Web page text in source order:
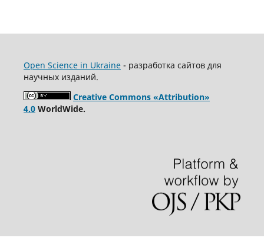
Open Science in Ukraine- разработка сайтов для
научных изданий.
Creative Commons «Attribution»
4.0WorldWide.